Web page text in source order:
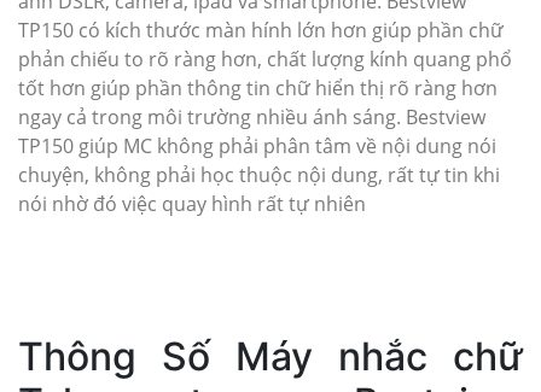
TP150 có kích thước màn hính lớn hơn giúp phần chữ
phản chiếu to rõ ràng hơn, chất lượng kính quang phổ
tốt hơn giúp phần thông tin chữ hiển thị rõ ràng hơn
ngay cả trong môi trường nhiều ánh sáng. Bestview
TP150 giúp MC không phải phân tâm về nội dung nói
chuyện, không phải học thuộc nội dung, rất tự tin khi
nói nhờ đó việc quay hình rất tự nhiên
Thông Số Máy nhắc chữ